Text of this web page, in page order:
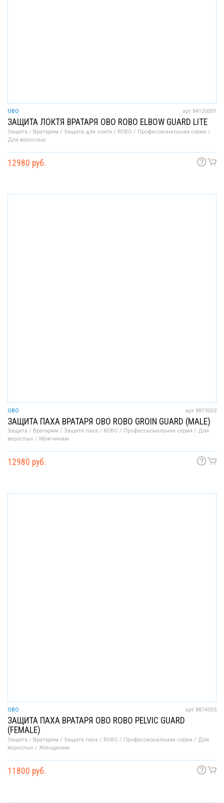
OBO арт 84120001
ЗАЩИТА ЛОКТЯ ВРАТАРЯ OBO ROBO ELBOW GUARD LITE
Защита / Вратарям / Защита для локтя / ROBO / Профессиональная серия /
Для взрослых
12980 руб.
OBO арт 8873003
ЗАЩИТА ПАХА ВРАТАРЯ OBO ROBO GROIN GUARD (MALE)
Защита / Вратарям / Защита паха / ROBO / Профессиональная серия / Для
взрослых / Мужчинам
12980 руб.
OBO арт 8874003
ЗАЩИТА ПАХА ВРАТАРЯ OBO ROBO PELVIC GUARD
(FEMALE)
Защита / Вратарям / Защита паха / ROBO / Профессиональная серия / Для
взрослых / Женщинам
11800 руб.